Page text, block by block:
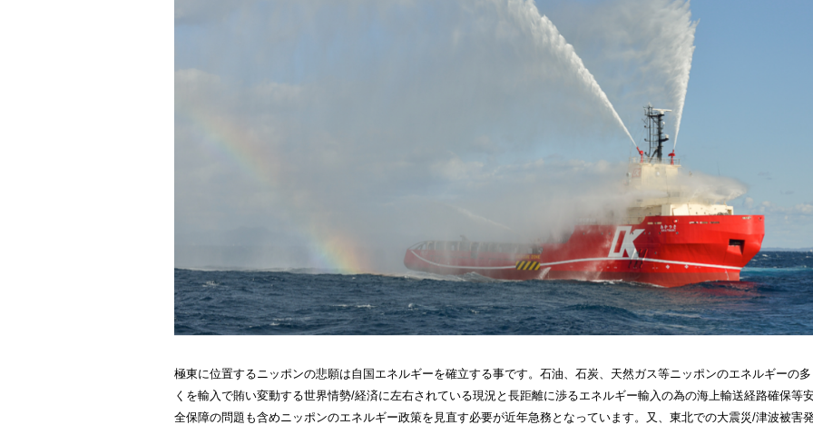
極東に位置するニッポンの悲願は自国エネルギーを確立する事です。石油、石炭、天然ガス等ニッポンのエネルギーの多
くを輸入で賄い変動する世界情勢/経済に左右されている現況と長距離に渉るエネルギー輸入の為の海上輸送経路確保等
全保障の問題も含めニッポンのエネルギー政策を見直す必要が近年急務となっています。又、東北での大震災/津波被害